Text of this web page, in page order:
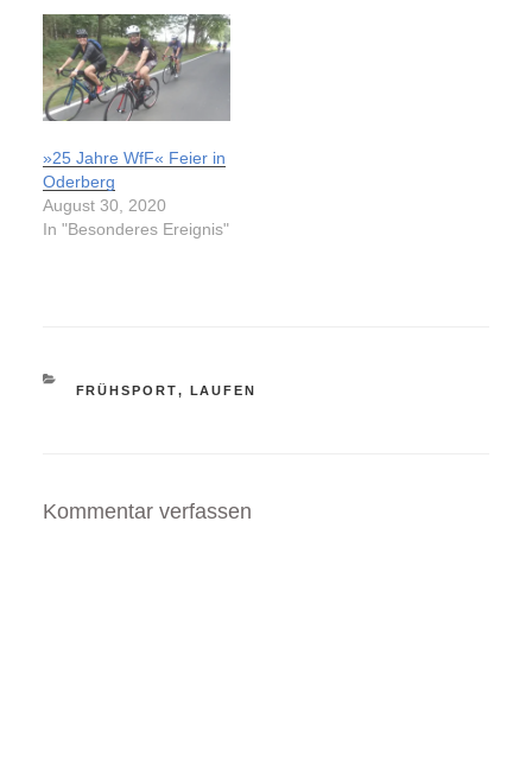
»25 Jahre WfF« Feier in
Oderberg
August 30, 2020
In "Besonderes Ereignis"
KATEGORIEN
FRÜHSPORT, LAUFEN
Kommentar verfassen